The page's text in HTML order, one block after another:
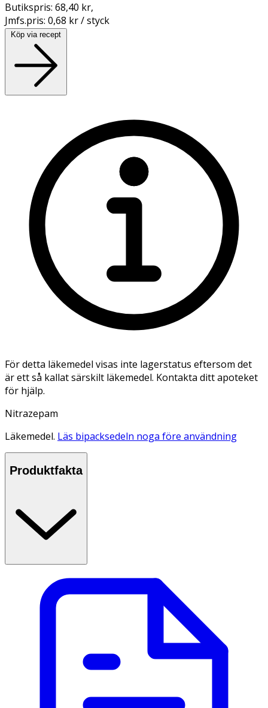
Butikspris: 68,40 kr,
Jmfs.pris: 0,68 kr / styck
Köp via recept
För detta läkemedel visas inte lagerstatus eftersom det
är ett så kallat särskilt läkemedel. Kontakta ditt apoteket
för hjälp.
Nitrazepam
Läkemedel. Läs bipacksedeln noga före användning
Produktfakta